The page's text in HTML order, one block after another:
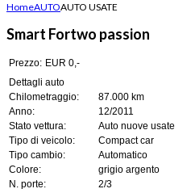
HomeAUTOAUTO USATE
Smart Fortwo passion
Prezzo: EUR 0,-
Dettagli auto
Chilometraggio:
87.000 km
Anno:
12/2011
Stato vettura:
Auto nuove usate
Tipo di veicolo:
Compact car
Tipo cambio:
Automatico
Colore:
grigio argento
N. porte:
2/3